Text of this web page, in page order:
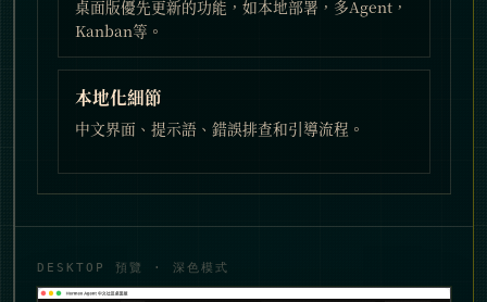
桌面版優先更新的功能，如本地部署，多Agent，
Kanban等。
本地化細節
中文界面、提示語、錯誤排查和引導流程。
DESKTOP 預覽 · 深色模式